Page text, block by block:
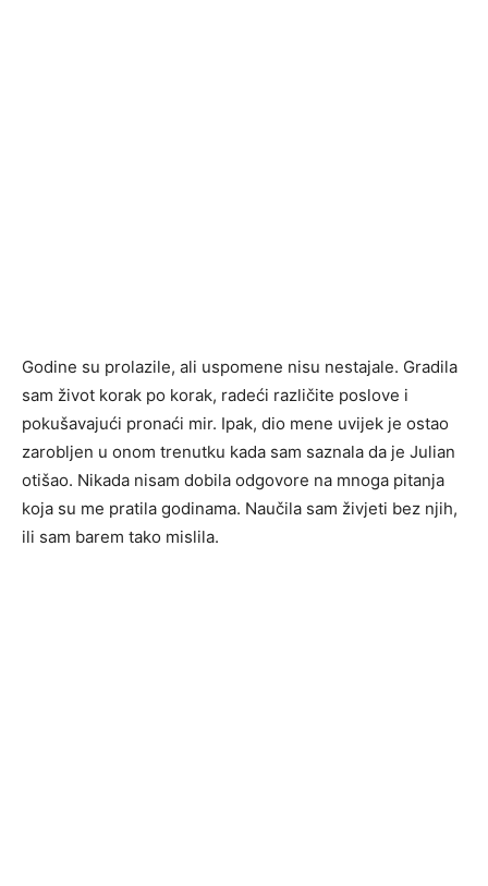
Godine su prolazile, ali uspomene nisu nestajale. Gradila
sam život korak po korak, radeći različite poslove i
pokušavajući pronaći mir. Ipak, dio mene uvijek je ostao
zarobljen u onom trenutku kada sam saznala da je Julian
otišao. Nikada nisam dobila odgovore na mnoga pitanja
koja su me pratila godinama. Naučila sam živjeti bez njih,
ili sam barem tako mislila.